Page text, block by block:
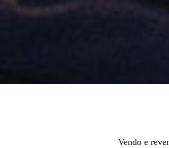
Vendo e